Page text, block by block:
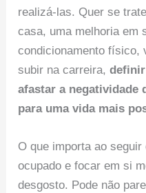
realizá-las. Quer se
casa, uma melhoria em
condicionamento físico,
subir na carreira,definir
afastar a negatividade
para uma vida mais
O que importa ao
ocupado e focar em si
desgosto. Pode não